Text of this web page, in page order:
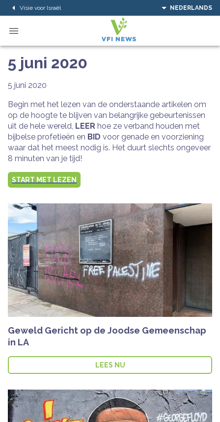
Visie voor Israël NEDERLANDS
5 juni 2020
5 juni 2020
Begin met het lezen van de onderstaande artikelen om
op de hoogte te blijven van belangrijke gebeurtenissen
uit de hele wereld, LEER hoe ze verband houden met
bijbelse profetieën en BID voor genade en voorziening
waar dat het meest nodig is. Het duurt slechts ongeveer
8 minuten van je tijd!
START MET LEZEN
Geweld Gericht op de Joodse Gemeenschap
in LA
LEES NU